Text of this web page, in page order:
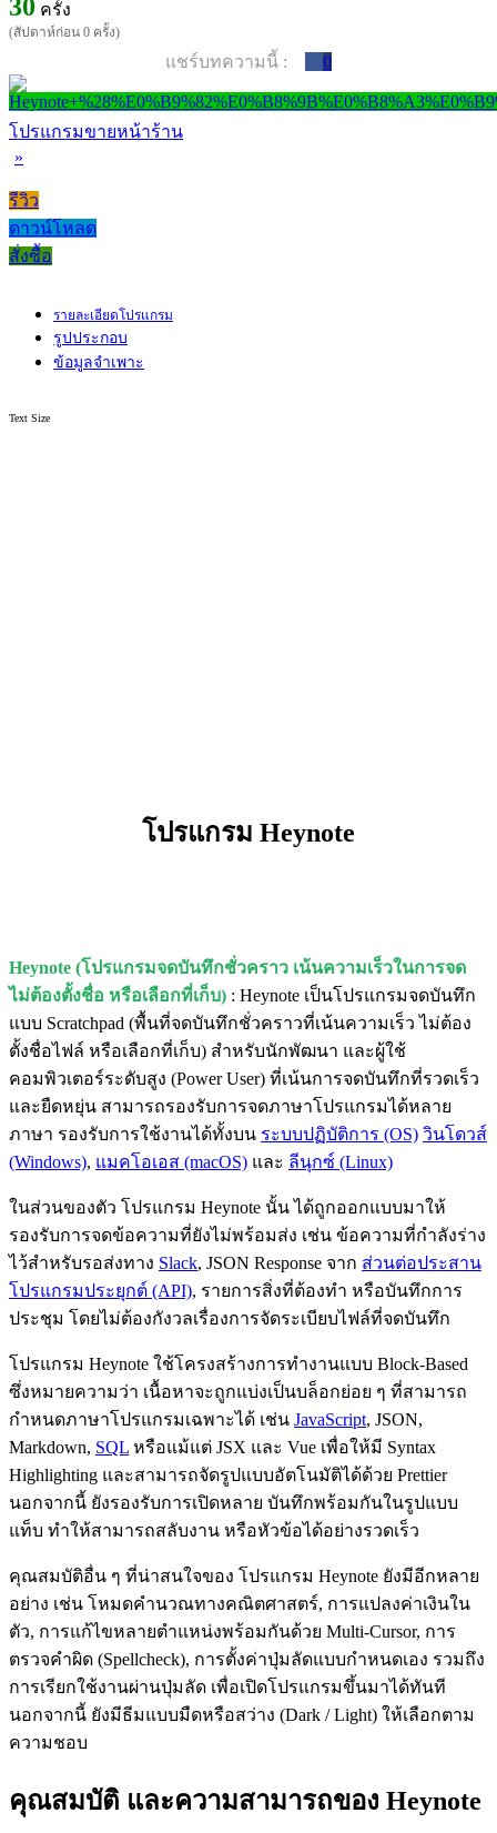
30 ครั้ง
(สัปดาห์ก่อน 0 ครั้ง)
แชร์บทความนี้ : 0
โปรแกรมขายหน้าร้าน
»
รีวิว
ดาวน์โหลด
สั่งซื้อ
รายละเอียดโปรแกรม
รูปประกอบ
ข้อมูลจำเพาะ
Text Size
โปรแกรม Heynote
Heynote (โปรแกรมจดบันทึกชั่วคราว เน้นความเร็วในการจด
ไม่ต้องตั้งชื่อ หรือเลือกที่เก็บ) : Heynote เป็นโปรแกรมจดบันทึก
แบบ Scratchpad (พื้นที่จดบันทึกชั่วคราวที่เน้นความเร็ว ไม่ต้อง
ตั้งชื่อไฟล์ หรือเลือกที่เก็บ) สำหรับนักพัฒนา และผู้ใช้
คอมพิวเตอร์ระดับสูง (Power User) ที่เน้นการจดบันทึกที่รวดเร็ว
และยืดหยุ่น สามารถรองรับการจดภาษาโปรแกรมได้หลาย
ภาษา รองรับการใช้งานได้ทั้งบน ระบบปฏิบัติการ (OS) วินโดวส์
(Windows), แมคโอเอส (macOS) และ ลีนุกซ์ (Linux)
ในส่วนของตัว โปรแกรม Heynote นั้น ได้ถูกออกแบบมาให้
รองรับการจดข้อความที่ยังไม่พร้อมส่ง เช่น ข้อความที่กำลังร่าง
ไว้สำหรับรอส่งทาง Slack, JSON Response จาก ส่วนต่อประสาน
โปรแกรมประยุกต์ (API), รายการสิ่งที่ต้องทำ หรือบันทึกการ
ประชุม โดยไม่ต้องกังวลเรื่องการจัดระเบียบไฟล์ที่จดบันทึก
โปรแกรม Heynote ใช้โครงสร้างการทำงานแบบ Block-Based
ซึ่งหมายความว่า เนื้อหาจะถูกแบ่งเป็นบล็อกย่อย ๆ ที่สามารถ
กำหนดภาษาโปรแกรมเฉพาะได้ เช่น JavaScript, JSON,
Markdown, SQL หรือแม้แต่ JSX และ Vue เพื่อให้มี Syntax
Highlighting และสามารถจัดรูปแบบอัตโนมัติได้ด้วย Prettier
นอกจากนี้ ยังรองรับการเปิดหลาย บันทึกพร้อมกันในรูปแบบ
แท็บ ทำให้สามารถสลับงาน หรือหัวข้อได้อย่างรวดเร็ว
คุณสมบัติอื่น ๆ ที่น่าสนใจของ โปรแกรม Heynote ยังมีอีกหลาย
อย่าง เช่น โหมดคำนวณทางคณิตศาสตร์, การแปลงค่าเงินใน
ตัว, การแก้ไขหลายตำแหน่งพร้อมกันด้วย Multi-Cursor, การ
ตรวจคำผิด (Spellcheck), การตั้งค่าปุ่มลัดแบบกำหนดเอง รวมถึง
การเรียกใช้งานผ่านปุ่มลัด เพื่อเปิดโปรแกรมขึ้นมาได้ทันที
นอกจากนี้ ยังมีธีมแบบมืดหรือสว่าง (Dark / Light) ให้เลือกตาม
ความชอบ
คุณสมบัติ และความสามารถของ Heynote